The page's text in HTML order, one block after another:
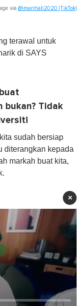
via @imanhali2020 (TikTok)
terawal untuk
di SAYS
bukan? Tidak
sudah bersiap
diterangkan kepada
markah buat kita,
×